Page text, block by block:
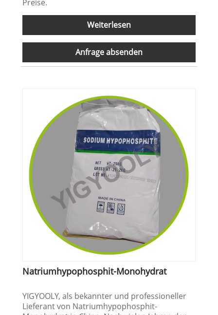
Preise.
Weiterlesen
Anfrage absenden
Natriumhypophosphit-Monohydrat
YIGYOOLY, als bekannter und professioneller
Lieferant von Natriumhypophosphit-